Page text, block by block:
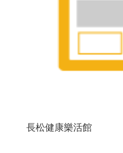
長松健康樂活館